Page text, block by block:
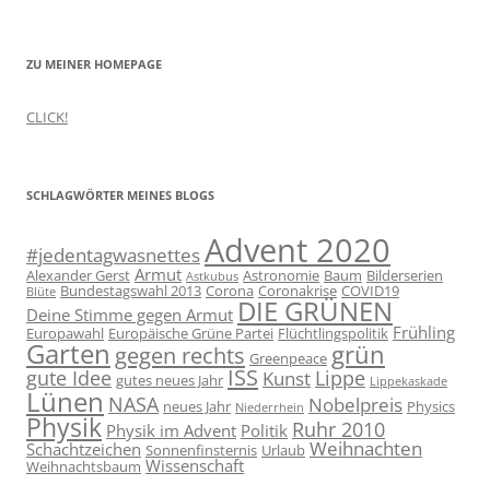
ZU MEINER HOMEPAGE
CLICK!
SCHLAGWÖRTER MEINES BLOGS
#jedentagwasnettesAdvent 2020
Alexander Gerst Armut Astkubus Astronomie Baum Bilderserien
Blüte Bundestagswahl 2013 Corona Coronakrise COVID19
Deine Stimme gegen Armut DIE GRÜNEN
Europawahl Europäische Grüne Partei Flüchtlingspolitik Frühling
Garten gegen rechts Greenpeace grün
gute Idee gutes neues Jahr ISS Kunst Lippe Lippekaskade
Lünen NASA neues Jahr Niederrhein Nobelpreis Physics
Physik Physik im Advent Politik Ruhr 2010
Schachtzeichen Sonnenfinsternis Urlaub Weihnachten
Weihnachtsbaum Wissenschaft